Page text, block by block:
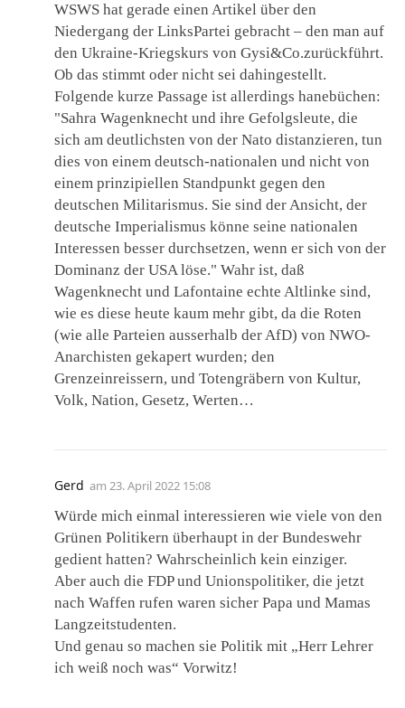
WSWS hat gerade einen Artikel über den
Niedergang der LinksPartei gebracht – den man auf
den Ukraine-Kriegskurs von Gysi&Co.zurückführt.
Ob das stimmt oder nicht sei dahingestellt.
Folgende kurze Passage ist allerdings hanebüchen:
"Sahra Wagenknecht und ihre Gefolgsleute, die
sich am deutlichsten von der Nato distanzieren, tun
dies von einem deutsch-nationalen und nicht von
einem prinzipiellen Standpunkt gegen den
deutschen Militarismus. Sie sind der Ansicht, der
deutsche Imperialismus könne seine nationalen
Interessen besser durchsetzen, wenn er sich von der
Dominanz der USA löse." Wahr ist, daß
Wagenknecht und Lafontaine echte Altlinke sind,
wie es diese heute kaum mehr gibt, da die Roten
(wie alle Parteien ausserhalb der AfD) von NWO-
Anarchisten gekapert wurden; den
Grenzeinreissern, und Totengräbern von Kultur,
Volk, Nation, Gesetz, Werten…
Gerd am 23. April 2022 15:08
Würde mich einmal interessieren wie viele von den
Grünen Politikern überhaupt in der Bundeswehr
gedient hatten? Wahrscheinlich kein einziger.
Aber auch die FDP und Unionspolitiker, die jetzt
nach Waffen rufen waren sicher Papa und Mamas
Langzeitstudenten.
Und genau so machen sie Politik mit „Herr Lehrer
ich weiß noch was“ Vorwitz!